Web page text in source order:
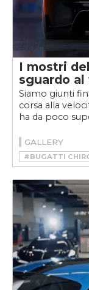
I mostri
sguardo
Siamo giunti
corsa alla
ha da poco
GALLERY
#BUGATTI
#BUGATTI
#CHIRON
#KOENIGSEGG
#KOENIGSEGG
#SHELBY SUPER